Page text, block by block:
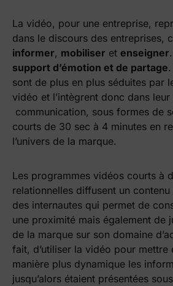
La vidéo, pour une entreprise,
dans le discours des entreprises,
informer, mobiliser et enseigner
support d’émotion et de partage
sont de plus en plus séduites par
vidéo et l’intègrent donc dans
communication, sous formes de
courts de 30 sec à 4 minutes en
l’univers de la marque.
Les programmes vidéos courts à
relationnelles diffusent un
des internautes qui permet de
une proximité mais également de
de la marque sur son domaine
fait, d’utiliser la vidéo pour mettre
manière plus dynamique les
jusqu’alors étaient présentées